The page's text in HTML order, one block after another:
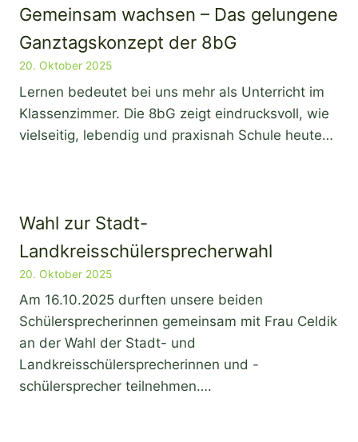
Gemeinsam wachsen – Das gelungene
Ganztagskonzept der 8bG
20. Oktober 2025
Lernen bedeutet bei uns mehr als Unterricht im
Klassenzimmer. Die 8bG zeigt eindrucksvoll, wie
vielseitig, lebendig und praxisnah Schule heute…
Wahl zur Stadt-
Landkreisschülersprecherwahl
20. Oktober 2025
Am 16.10.2025 durften unsere beiden
Schülersprecherinnen gemeinsam mit Frau Celdik
an der Wahl der Stadt- und
Landkreisschülersprecherinnen und -
schülersprecher teilnehmen….